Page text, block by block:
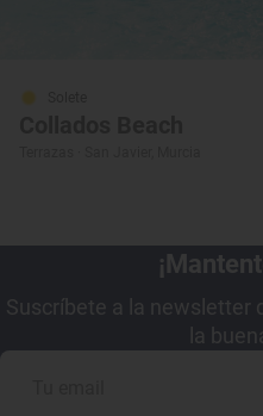
Suscríbete a la newsletter
la